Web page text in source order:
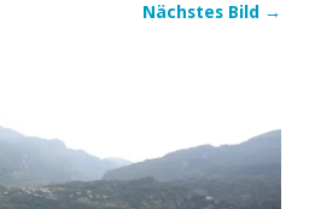
Nächstes Bild →